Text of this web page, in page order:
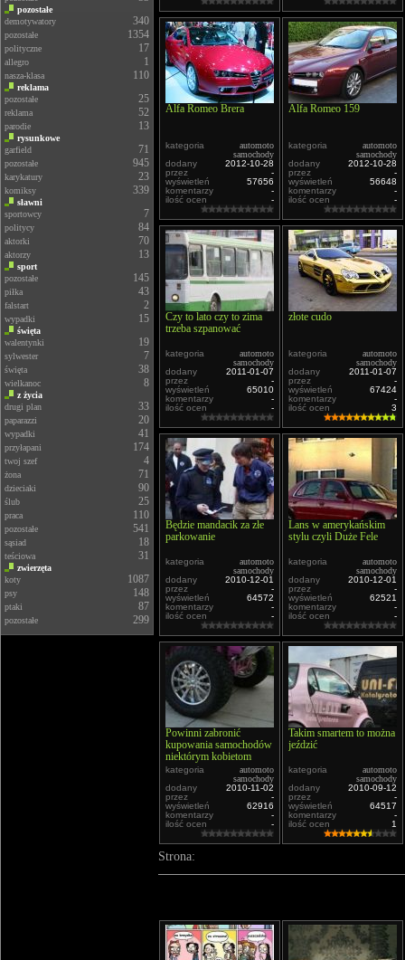
pozostałe
demotywatory
340
pozostałe 1354
polityczne 17
allegro 1
nasza-klasa 110
reklama
pozostałe
25
reklama 52
parodie 13
rysunkowe
garfield
71
pozostałe 945
karykatury 23
komiksy 339
sławni
sportowcy
7
politycy 84
aktorki 70
aktorzy 13
sport
pozostałe
145
piłka 43
falstart 2
wypadki 15
święta
walentynki
19
sylwester 7
święta 38
wielkanoc 8
z życia
drugi plan
33
paparazzi 20
wypadki 41
przyłapani 174
twoj szef 4
żona 71
dzieciaki 90
ślub 25
praca 110
pozostałe 541
sąsiad 18
teściowa 31
zwierzęta
koty
1087
psy 148
ptaki 87
pozostałe 299
Alfa Romeo Brera
kategoria
automoto
samochody
dodany
2012-10-28
przez
-
wyświetleń
57656
komentarzy
-
ilość ocen
-
Alfa Romeo 159
kategoria
automoto
samochody
dodany
2012-10-28
przez
-
wyświetleń
56648
komentarzy
-
ilość ocen
-
Czy to lato czy to zima
trzeba szpanować
kategoria
automoto
samochody
dodany
2011-01-07
przez
-
wyświetleń
65010
komentarzy
-
ilość ocen
-
złote cudo
kategoria
automoto
samochody
dodany
2011-01-07
przez
-
wyświetleń
67424
komentarzy
-
ilość ocen
3
Będzie mandacik za złe
parkowanie
kategoria
automoto
samochody
dodany
2010-12-01
przez
-
wyświetleń
64572
komentarzy
-
ilość ocen
-
Lans w amerykańskim
stylu czyli Duże Fele
kategoria
automoto
samochody
dodany
2010-12-01
przez
-
wyświetleń
62521
komentarzy
-
ilość ocen
-
Powinni zabronić
kupowania samochodów
niektórym kobietom
kategoria
automoto
samochody
dodany
2010-11-02
przez
-
wyświetleń
62916
komentarzy
-
ilość ocen
-
Takim smartem to można
jeździć
kategoria
automoto
samochody
dodany
2010-09-12
przez
-
wyświetleń
64517
komentarzy
-
ilość ocen
1
Strona: